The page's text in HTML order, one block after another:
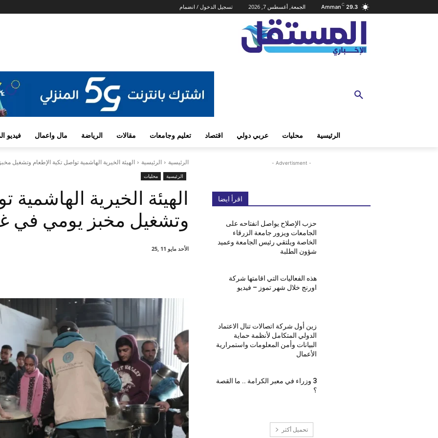
29.3
C
Amman الجمعة, أغسطس 7, 2026 تسجيل الدخول / انضمام
الرئيسية محليات عربي دولي اقتصاد تعليم وجامعات مقالات الرياضة مال واعمال فيديو
الرئيسية الرئيسية الهيئة الخيرية الهاشمية تواصل تكية الإطعام وتشغيل
الرئيسية محليات
الهيئة الخيرية
وتشغيل مخبز يومي في
الأحد مايو 11 ,25
- Advertisment -
اقرأ ايضا
حزب الإصلاح يواصل انفتاحه على
الجامعات ويزور جامعة الزرقاء
الخاصة ويلتقي رئيس الجامعة وعميد
شؤون الطلبة
هذه الفعاليات التي اقامتها شركة
اورنج خلال شهر تموز – فيديو
زين أول شركة اتصالات تنال الاعتماد
الدولي المتكامل لأنظمة حماية
البيانات وأمن المعلومات واستمرارية
الأعمال
3 وزراء في معبر الكرامة .. ما القصة
؟
تحميل أكثر